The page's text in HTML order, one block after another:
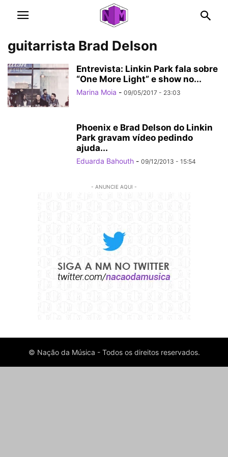
guitarrista Brad Delson
Entrevista: Linkin Park fala sobre
“One More Light” e show no...
Marina Moia - 09/05/2017 - 23:03
Phoenix e Brad Delson do Linkin
Park gravam vídeo pedindo
ajuda...
Eduarda Bahouth - 09/12/2013 - 15:54
- ANUNCIE AQUI -
© Nação da Música - Todos os direitos reservados.